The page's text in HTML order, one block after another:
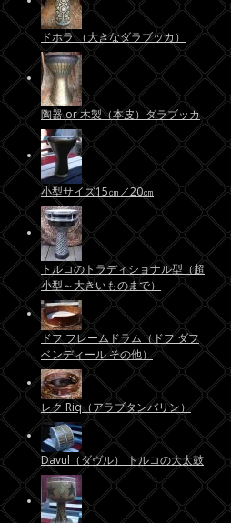
ドホラ （大きなダラブッカ）
陶器 or 木製（本皮）ダラブッカ
小型サイズ15㎝／20㎝
トルコのトラディショナル型（超
小型～大きいものまで）
ドフ フレームドラム（ドフ ダフ
ベンディール その他）
レク Riq（アラブタンバリン）
Davul（ダヴル） トルコの大太鼓